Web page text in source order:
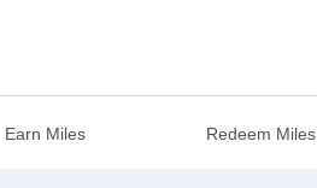
Earn Miles Redeem Miles